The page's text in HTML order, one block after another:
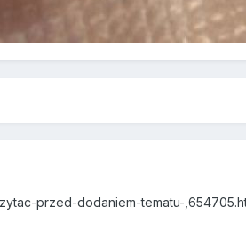
przed-dodaniem-tematu-